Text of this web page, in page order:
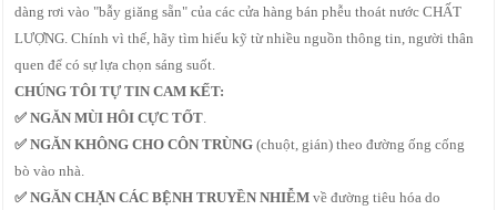
dàng rơi vào "bẫy giăng sẵn" của các cửa hàng bán phễu thoát nước CHẤT
LƯỢNG. Chính vì thế, hãy tìm hiểu kỹ từ nhiều nguồn thông tin, người thân
quen để có sự lựa chọn sáng suốt.
CHÚNG TÔI TỰ TIN CAM KẾT:
✅ NGĂN MÙI HÔI CỰC TỐT
✅NGĂN KHÔNG CHO CÔN TRÙNG (chuột, gián) theo đường ống cống
bò vào nhà.
✅ NGĂN CHẶN CÁC BỆNH TRUYỀN NHIỄM về đường tiêu hóa do